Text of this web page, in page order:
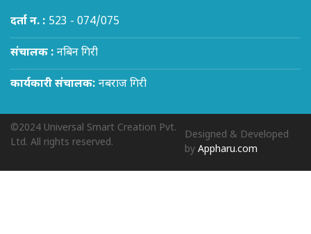
दर्ता न. : 523 - 074/075
संचालक : नबिन गिरी
कार्यकारी संचालक: नबराज गिरी
©2024 Universal Smart Creation Pvt.
Ltd. All rights reserved.
Designed & Developed
byAppharu.com